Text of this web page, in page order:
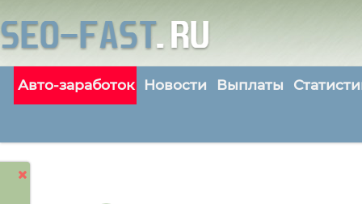
Авто-заработок Новости Выплаты